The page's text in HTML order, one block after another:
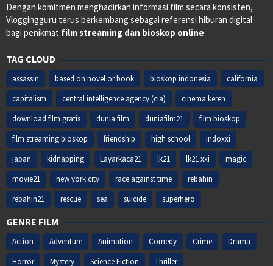
Dengan komitmen menghadirkan informasi film secara konsisten,
Vloggingguru terus berkembang sebagai referensi hiburan digital
bagi penikmat film streaming dan bioskop online.
TAG CLOUD
assassin based on novel or book bioskop indonesia
california
capitalism
central intelligence agency (cia)
cinema keren
download film gratis
dunia film duniafilm21
film bioskop
film streaming bioskop
friendship high school
indoxxi
japan
kidnapping Layarkaca21 lk21 lk21 xxi
magic
movie21
new york city race against time
rebahin
rebahin21
rescue sea suicide superhero
GENRE FILM
Action Adventure Animation Comedy Crime
Drama
Horror
Mystery Science Fiction Thriller